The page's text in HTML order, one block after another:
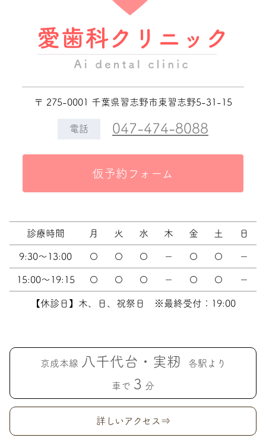
〒 275-0001 千葉県習志野市東習志野5-31-15
電話 047-474-8088
仮予約フォーム
診療時間 月 火 水 木 金 土 日
9:30～13:00 〇 〇 〇 － 〇 〇 －
15:00～19:15 〇 〇 〇 － 〇 〇 －
【休診日】木、日、祝祭日 ※最終受付：19:00
京成本線 八千代台・実籾 各駅より
車で 3 分
詳しいアクセス⇒